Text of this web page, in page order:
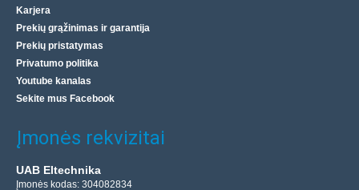
Karjera
Prekių grąžinimas ir garantija
Prekių pristatymas
Privatumo politika
Youtube kanalas
Sekite mus Facebook
Įmonės rekvizitai
UAB Eltechnika
Įmonės kodas: 304082834